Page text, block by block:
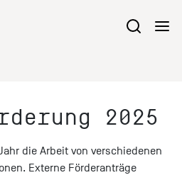
2025
die Arbeit von verschiedenen
Externe Förderanträge